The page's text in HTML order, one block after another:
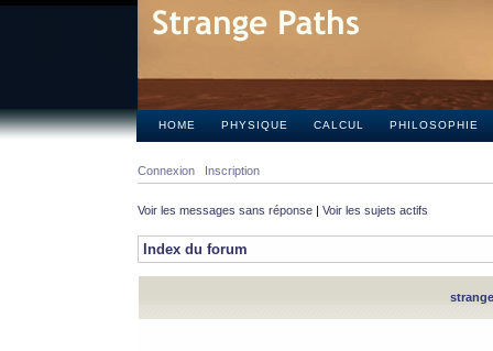
HOME PHYSIQUE CALCUL PHILOSOPHIE
Connexion Inscription
Voir les messages sans réponse | Voir les sujets actifs
Index du forum